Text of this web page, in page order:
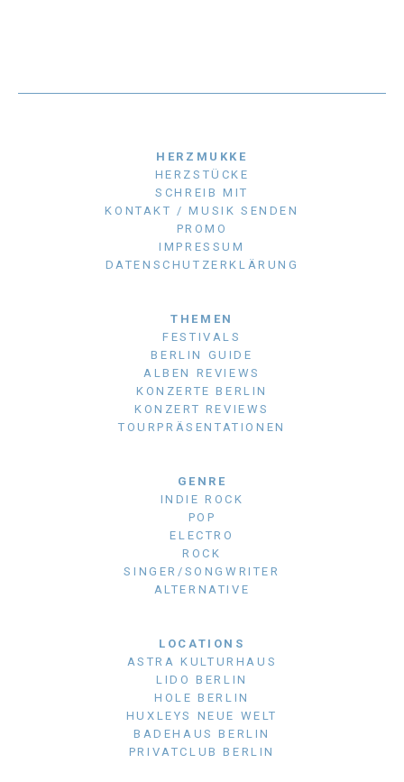
HERZMUKKE
HERZSTÜCKE
SCHREIB MIT
KONTAKT / MUSIK SENDEN
PROMO
IMPRESSUM
DATENSCHUTZERKLÄRUNG
THEMEN
FESTIVALS
BERLIN GUIDE
ALBEN REVIEWS
KONZERTE BERLIN
KONZERT REVIEWS
TOURPRÄSENTATIONEN
GENRE
INDIE ROCK
POP
ELECTRO
ROCK
SINGER/SONGWRITER
ALTERNATIVE
LOCATIONS
ASTRA KULTURHAUS
LIDO BERLIN
HOLE BERLIN
HUXLEYS NEUE WELT
BADEHAUS BERLIN
PRIVATCLUB BERLIN